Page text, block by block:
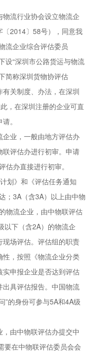
流行业协会设立物流企
〔2014〕58号），同意我
流企业综合评估委员
设“深圳市公路货运与物流
简称深圳货物协评估
关制度、办法，在深圳
，在深圳注册的企业可直
。
业，一般由地方评估办
评估办进行初审。申请
办直接进行初审。
划》和《评估任务通知
；3A（含3A）以上由中物
物流企业，由中物联评估
以下（含2A）的物流企
场评估。评估组的职责
，按照《物流企业分类
申报企业是否达到评估
具评估报告。中国物流
”的身份可参与5A和4A级
由中物联评估办提交中
要在中物联评估委员会会